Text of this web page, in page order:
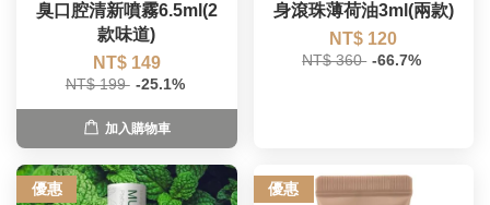
臭口腔清新噴霧6.5ml(2
款味道)
NT$ 149
NT$ 199 -25.1%
加入購物車
身滾珠薄荷油3ml(兩款)
NT$ 120
NT$ 360 -66.7%
優惠 優惠